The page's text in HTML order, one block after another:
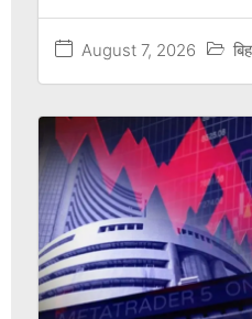
August 7, 2026